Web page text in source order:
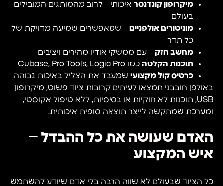
מיקרופון קונדנסר איכותי – לרוב מהמותגים המובילים
בעולם
מוניטורים אולפניים– שמאפשרים שמיעה מדויקת של
כל תדר
מחשב חזק– עם ממשקי אודיו מהירים ויציבים
תוכנות הקלטה כמו Cubase, Pro Tools, Logic Pro
כרטיס קול מקצועי שמעבד את הצליל באיכות גבוהה
באולפן חובבני תמצאו לעיתים קרובות ציוד פשוט, מיקרופון
USB, תוכנות לא חוקיות או בסיסיות, ללא טיפול אקוסטי,
ומערכת שמתקשה לייצר תוצאה סופית איכותית.
האדם שעושה את כל ההבדל –
איש המקצוע
כל הציוד שבעולם לא שווה הרבה בלי אדם שיודע להשתמש